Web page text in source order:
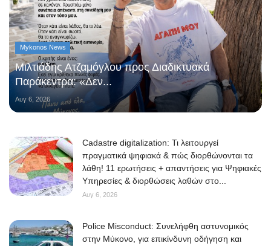
Mykonos News
Μιλτιάδης Ατζαμόγλου προς Διαδικτυακά
Παράκεντρα: «Δεν...
Αυγ 6, 2026
Cadastre digitalization: Τι λειτουργεί
πραγματικά ψηφιακά & πώς διορθώνονται τα
λάθη! 11 ερωτήσεις + απαντήσεις για Ψηφιακές
Υπηρεσίες & διορθώσεις λαθών στο...
Αυγ 6, 2026
Police Misconduct: Συνελήφθη αστυνομικός
στην Μύκονο, για επικίνδυνη οδήγηση και